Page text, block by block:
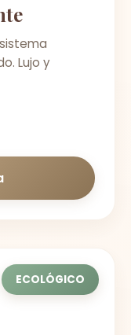
Lujo y
ECOLÓGICO